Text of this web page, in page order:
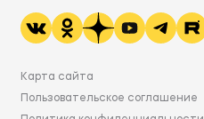
Карта сайта
Пользовательское соглашение